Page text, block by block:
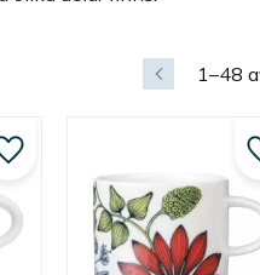
1–48
Lägg till i favoriter